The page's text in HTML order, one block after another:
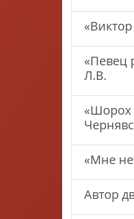
«Певец
Л.В.
«Шорох
«Мне
Автор